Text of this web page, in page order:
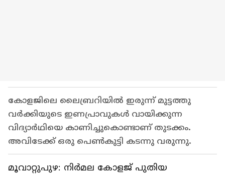
കോളജിലെ ലൈബ്രറിയിൽ ഇരുന്ന് മുട്ടത്തു
വർക്കിയുടെ ഇണപ്രാവുകൾ വായിക്കുന്ന
വിദ്യാർഥിയെ കാണിച്ചുകൊണ്ടാണ് തുടക്കം.
അവിടേക്ക് ഒരു പെൺകുട്ടി കടന്നു വരുന്നു.
മൂവാറ്റുപുഴ: നിർമല കോളജ് പുതിയ